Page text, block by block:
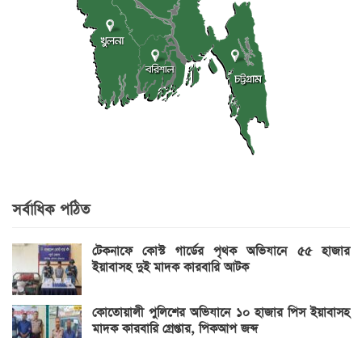
সর্বাধিক পঠিত
টেকনাফে কোস্ট গার্ডের পৃথক অভিযানে ৫৫ হাজার
ইয়াবাসহ দুই মাদক কারবারি আটক
কোতোয়ালী পুলিশের অভিযানে ১০ হাজার পিস ইয়াবাসহ
মাদক কারবারি গ্রেপ্তার, পিকআপ জব্দ